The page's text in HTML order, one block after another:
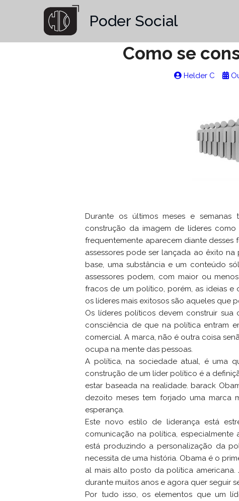
Poder Social
Como se
Helder C
Durante os últimos meses e semanas
construção da imagem de líderes
frequentemente aparecem diante
assessores pode ser lançada ao êxito na
base, uma substância e um conteúdo
assessores podem, com maior ou
fracos de um político, porém, as ideias e
os líderes mais exitosos são aqueles que
Os líderes políticos devem construir
consciência de que na política entram
comercial. A marca, não é outra coisa
ocupa na mente das pessoas.
A política, na sociedade atual, é uma
construção de um líder político é a
estar baseada na realidade. barack
dezoito meses tem forjado uma marca
esperança.
Este novo estilo de liderança está
comunicação na política,
está produzindo a personalização da
necessita de uma história. Obama é o
al mais alto posto da política
durante muitos anos e agora quer seguir
Por tudo isso, os elementos que um